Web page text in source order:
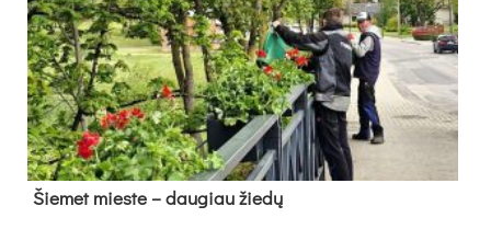
Šie­met mies­te – dau­giau žie­dų